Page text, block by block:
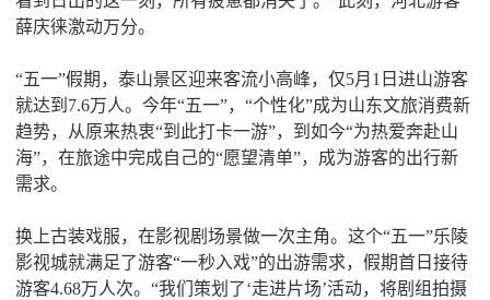
薛庆徕激动万分。
“五一”假期，泰山景区迎来客流小高峰，仅5月1日进山游客
就达到7.6万人。今年“五一”，“个性化”成为山东文旅消费新
趋势，从原来热衷“到此打卡一游”，到如今“为热爱奔赴山
海”，在旅途中完成自己的“愿望清单”，成为游客的出行新
需求。
换上古装戏服，在影视剧场景做一次主角。这个“五一”乐陵
影视城就满足了游客“一秒入戏”的出游需求，假期首日接待
游客4.68万人次。“我们策划了‘走进片场’活动，将剧组拍摄